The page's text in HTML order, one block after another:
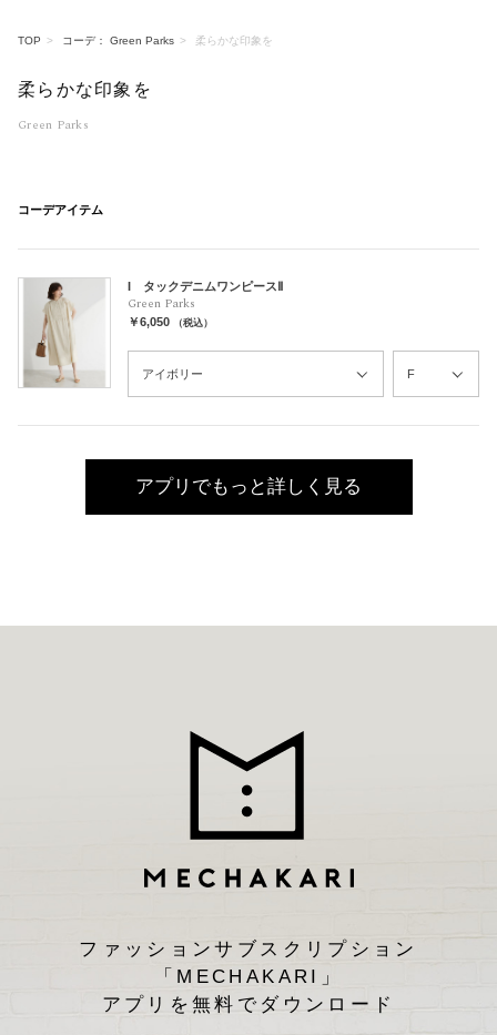
TOP コーデ： Green Parks 柔らかな印象を
柔らかな印象を
Green Parks
コーデアイテム
I タックデニムワンピースⅡ
Green Parks
￥6,050 （税込）
アプリでもっと詳しく見る
ファッションサブスクリプション
「MECHAKARI」
アプリを無料でダウンロード